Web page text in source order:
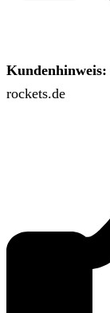
Kundenhinweis:
rockets.de